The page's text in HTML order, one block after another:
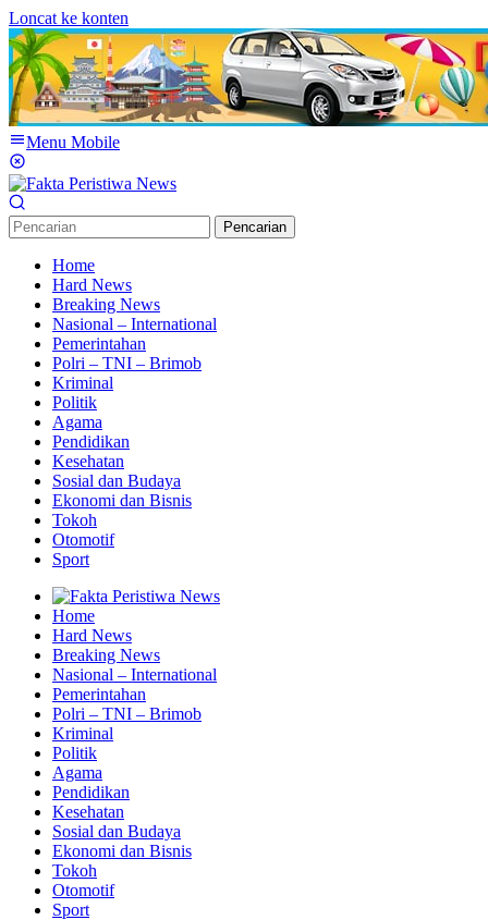
Loncat ke konten
Menu Mobile
Pencarian
Home
Hard News
Breaking News
Nasional – International
Pemerintahan
Polri – TNI – Brimob
Kriminal
Politik
Agama
Pendidikan
Kesehatan
Sosial dan Budaya
Ekonomi dan Bisnis
Tokoh
Otomotif
Sport
Home
Hard News
Breaking News
Nasional – International
Pemerintahan
Polri – TNI – Brimob
Kriminal
Politik
Agama
Pendidikan
Kesehatan
Sosial dan Budaya
Ekonomi dan Bisnis
Tokoh
Otomotif
Sport